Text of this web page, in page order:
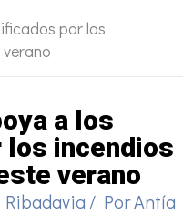
por los
a los
los incendios
verano
Ribadavia / PorAntía